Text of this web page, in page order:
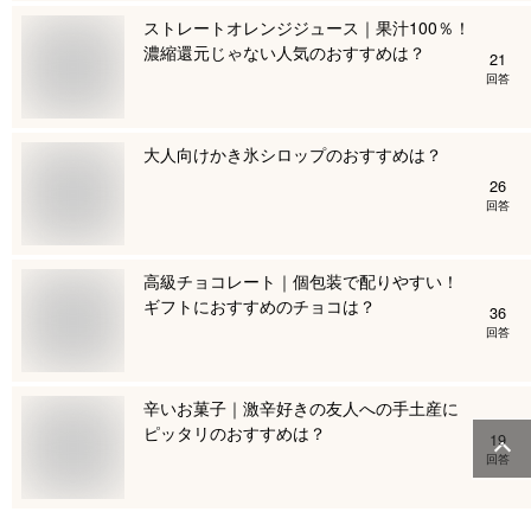
ストレートオレンジジュース｜果汁100％！
濃縮還元じゃない人気のおすすめは？
21
回答
大人向けかき氷シロップのおすすめは？
26
回答
高級チョコレート｜個包装で配りやすい！
ギフトにおすすめのチョコは？
36
回答
辛いお菓子｜激辛好きの友人への手土産に
ピッタリのおすすめは？
19
回答